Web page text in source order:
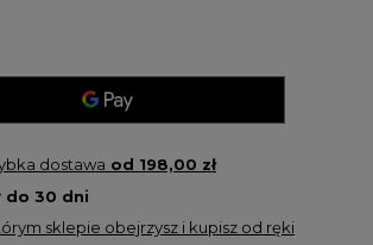
dostawa od 198,00 zł
do 30 dni
sklepie obejrzysz i kupisz od ręki